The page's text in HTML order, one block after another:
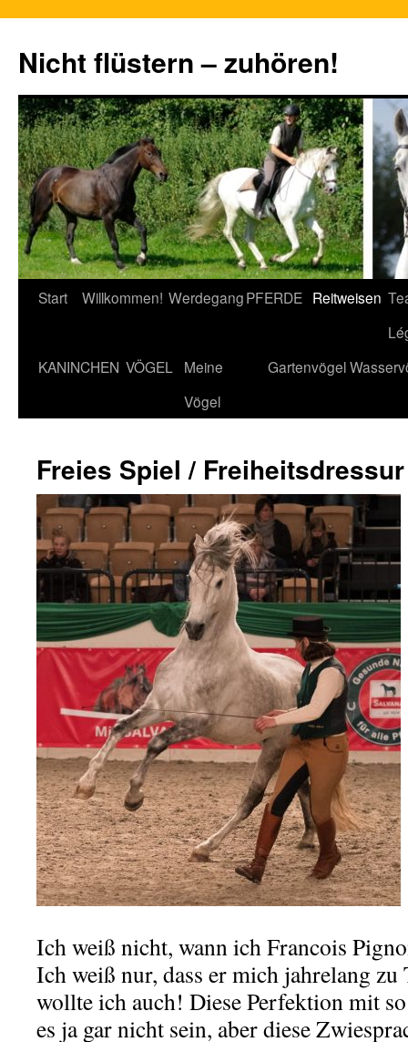
Nicht flüstern – zuhören!
Zum
springen
Start Willkommen! WerdegangPFERDE Reitweisen
KANINCHEN VÖGEL
Meine
Vögel
Gartenvögel
Freies Spiel / Freiheitsdressur
Ich weiß nicht, wann ich Francois
Ich weiß nur, dass er mich jahrelang
wollte ich auch! Diese Perfektion mit
es ja gar nicht sein, aber diese